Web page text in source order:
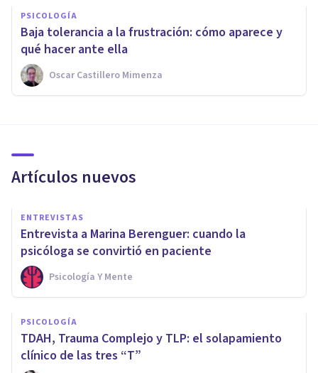
PSICOLOGÍA
Baja tolerancia a la frustración: cómo aparece y
qué hacer ante ella
Oscar Castillero Mimenza
Artículos nuevos
ENTREVISTAS
Entrevista a Marina Berenguer: cuando la
psicóloga se convirtió en paciente
Psicología Y Mente
PSICOLOGÍA
TDAH, Trauma Complejo y TLP: el solapamiento
clínico de las tres “T”